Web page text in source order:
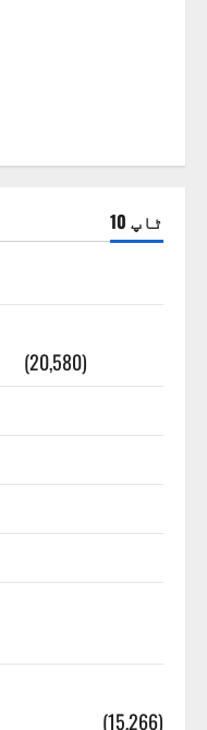
ٹاپ 10
(20,580)
(15,266)